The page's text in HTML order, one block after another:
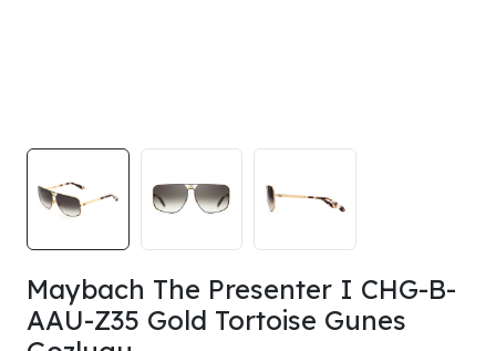
Maybach The Presenter I CHG-B-
AAU-Z35 Gold Tortoise Gunes